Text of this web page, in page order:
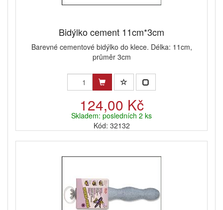
Bidýlko cement 11cm*3cm
Barevné cementové bidýlko do klece. Délka: 11cm,
průměr 3cm
124,00 Kč
Skladem: posledních 2 ks
Kód: 32132